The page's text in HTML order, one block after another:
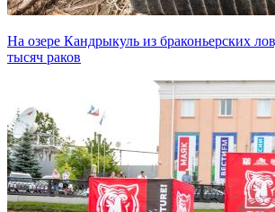
На озере Кандрыкуль из браконьерских
тысяч раков